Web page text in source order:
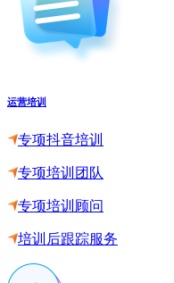
运营培训
专项抖音培训
专项培训团队
专项培训顾问
培训后跟踪服务